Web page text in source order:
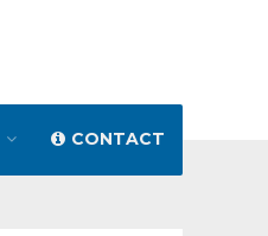
CONTACT